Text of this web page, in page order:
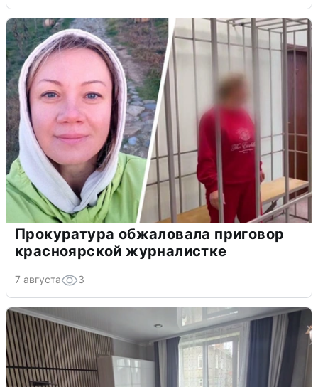
Прокуратура обжаловала приговор
красноярской журналистке
7 августа 3